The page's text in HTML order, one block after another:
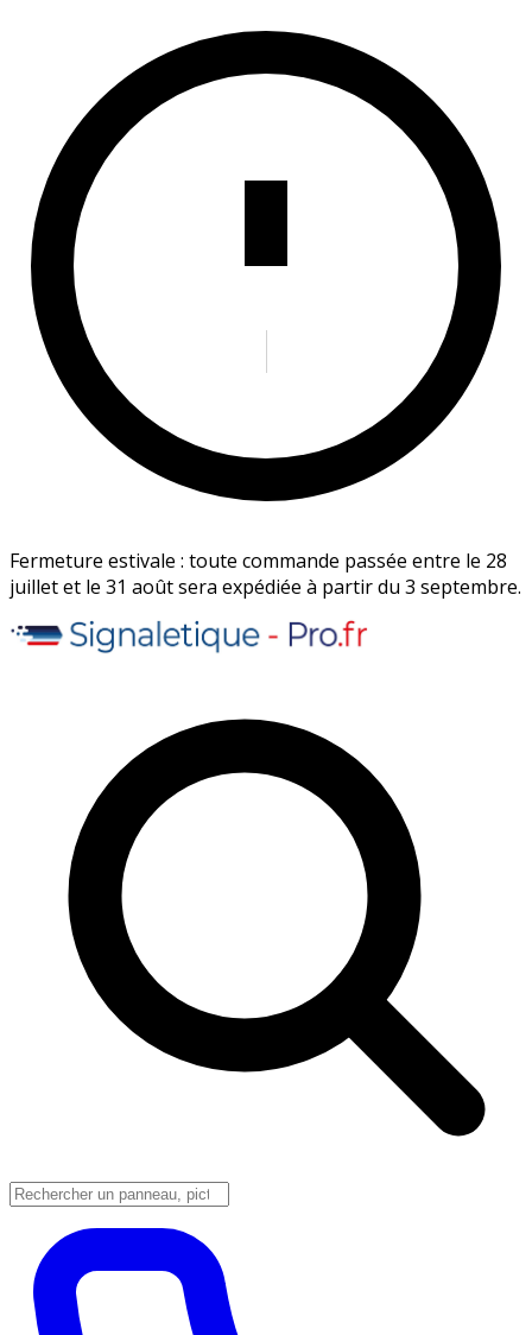
Fermeture estivale : toute commande passée entre le 28
juillet et le 31 août sera expédiée à partir du 3 septembre.